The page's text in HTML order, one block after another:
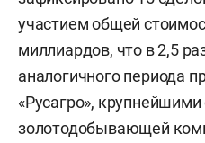
участием общей
миллиардов, что в 2,5
аналогичного периода
«Русагро»,
золотодобывающей